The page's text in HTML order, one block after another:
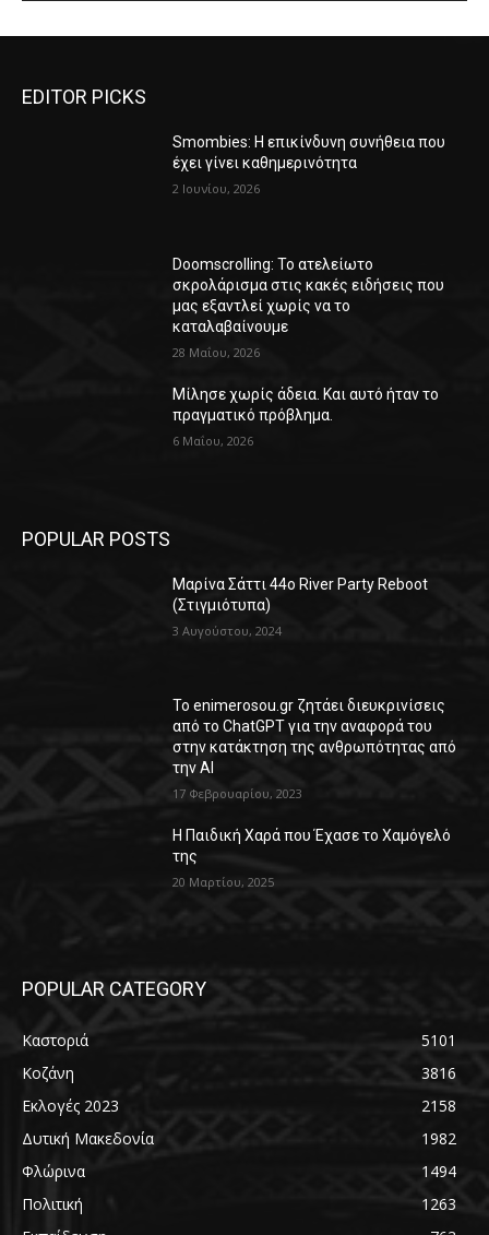
EDITOR PICKS
Smombies: Η επικίνδυνη συνήθεια που
έχει γίνει καθημερινότητα
2 Ιουνίου, 2026
Doomscrolling: Το ατελείωτο
σκρολάρισμα στις κακές ειδήσεις που
μας εξαντλεί χωρίς να το
καταλαβαίνουμε
28 Μαΐου, 2026
Μίλησε χωρίς άδεια. Και αυτό ήταν το
πραγματικό πρόβλημα.
6 Μαΐου, 2026
POPULAR POSTS
Μαρίνα Σάττι 44o River Party Reboot
(Στιγμιότυπα)
3 Αυγούστου, 2024
Το enimerosou.gr ζητάει διευκρινίσεις
από το ChatGPT για την αναφορά του
στην κατάκτηση της ανθρωπότητας από
την AI
17 Φεβρουαρίου, 2023
Η Παιδική Χαρά που Έχασε το Χαμόγελό
της
20 Μαρτίου, 2025
POPULAR CATEGORY
Καστοριά
5101
Κοζάνη
3816
Εκλογές 2023
2158
Δυτική Μακεδονία
1982
Φλώρινα
1494
Πολιτική
1263